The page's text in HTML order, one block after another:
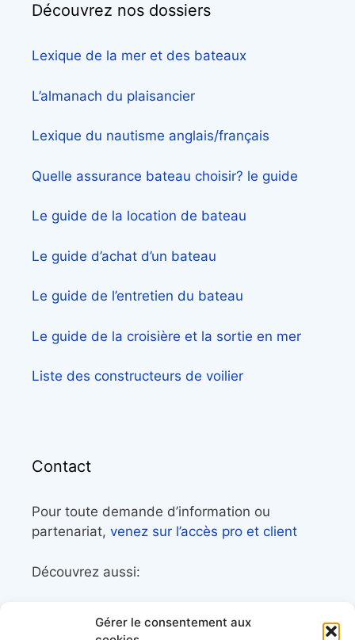
Gérer le consentement aux
Découvrez nos dossiers
Lexique de la mer et des bateaux
L’almanach du plaisancier
Lexique du nautisme anglais/français
Quelle assurance bateau choisir? le guide
Le guide de la location de bateau
Le guide d’achat d’un bateau
Le guide de l’entretien du bateau
Le guide de la croisière et la sortie en mer
Liste des constructeurs de voilier
Contact
Pour toute demande d’information ou
partenariat, venez sur l’accès pro et client
Découvrez aussi:
librairie maritime